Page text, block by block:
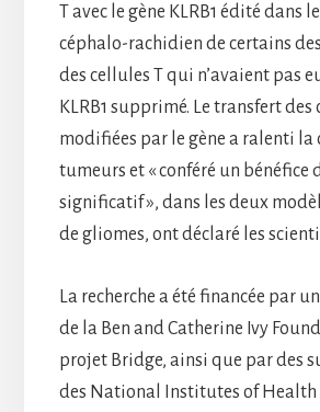
T avec le gène KLRB1 édité dans
céphalo-rachidien de certains
des cellules T qui n’avaient pas
KLRB1 supprimé. Le transfert des
modifiées par le gène a ralenti la
tumeurs et « conféré un bénéfice
significatif », dans les deux
de gliomes, ont déclaré les
La recherche a été financée par
de la Ben and Catherine Ivy
projet Bridge, ainsi que par des
des National Institutes of Health